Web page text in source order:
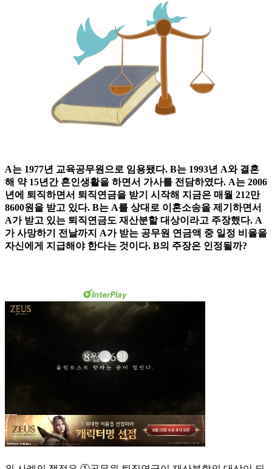
A는 1977년 교육공무원으로 임용됐다. B는 1993년 A와 결혼
해 약 15년간 혼인생활을 하면서 가사를 전담하였다. A는 2006
년에 퇴직하면서 퇴직연금을 받기 시작해 지금은 매월 212만
8600원을 받고 있다. B는 A를 상대로 이혼소송을 제기하면서
A가 받고 있는 퇴직연금도 재산분할 대상이라고 주장했다. A
가 사망하기 전날까지 A가 받는 공무원 연금액 중 일정 비율을
자신에게 지급해야 한다는 것이다. B의 주장은 인정될까?